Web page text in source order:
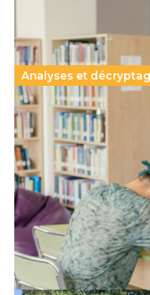
Analyses et
Supérieur privé :
promesse
11 juillet 2026-
Le projet de loi sur la
supérieur privé met
qui relègue l’acte
Lire la suite →